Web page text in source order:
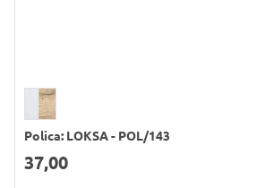
Polica: LOKSA - POL/143
37,00